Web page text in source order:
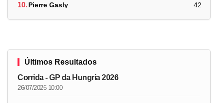
10.Pierre Gasly 42
Últimos Resultados
Corrida - GP da Hungria 2026
26/07/2026 10:00